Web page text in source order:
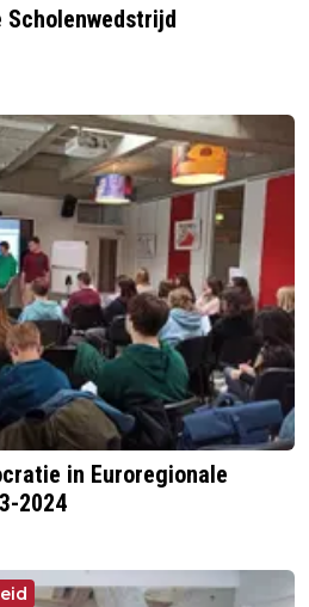
Scholenwedstrijd
in Euroregionale
2024